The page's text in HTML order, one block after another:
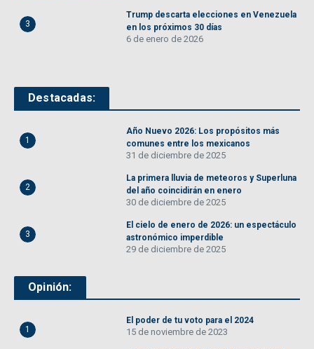
3
Trump descarta elecciones en Venezuela
en los próximos 30 días
6 de enero de 2026
Destacadas:
1
Año Nuevo 2026: Los propósitos más
comunes entre los mexicanos
31 de diciembre de 2025
2
La primera lluvia de meteoros y Superluna
del año coincidirán en enero
30 de diciembre de 2025
3
El cielo de enero de 2026: un espectáculo
astronómico imperdible
29 de diciembre de 2025
Opinión:
1
El poder de tu voto para el 2024
15 de noviembre de 2023